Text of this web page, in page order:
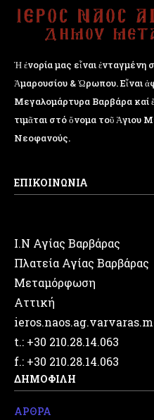
Ἡ ἐνορία μας εἶναι
Ἁμαρουσίου & Ὠρωπου. Εἶναι
Μεγαλομάρτυρα Βαρβάρα καί
τιμᾶται στό ὄνομα τοῦ Ἁγιου
Νεοφανούς.
ΕΠΙΚΟΙΝΩΝΙΑ
Ι.Ν Αγίας Βαρβάρας
Πλατεία Αγίας Βαρβάρας
Μεταμόρφωση
Αττική
t.: +30 210.28.14.063
f.: +30 210.28.14.063
ΔΗΜΟΦΙΛΗ
ΑΡΘΡΑ